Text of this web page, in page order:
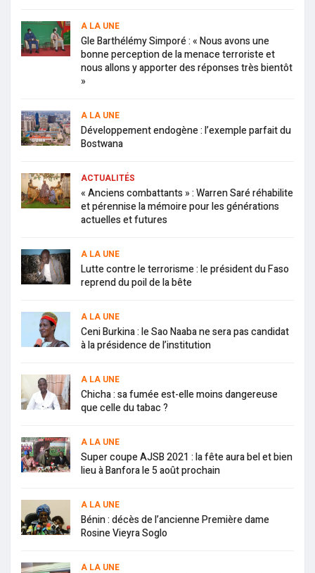
A LA UNE
Gle Barthélémy Simporé : « Nous avons une
bonne perception de la menace terroriste et
nous allons y apporter des réponses très bientôt
»
A LA UNE
Développement endogène : l’exemple parfait du
Bostwana
ACTUALITÉS
« Anciens combattants » : Warren Saré réhabilite
et pérennise la mémoire pour les générations
actuelles et futures
A LA UNE
Lutte contre le terrorisme : le président du Faso
reprend du poil de la bête
A LA UNE
Ceni Burkina : le Sao Naaba ne sera pas candidat
à la présidence de l’institution
A LA UNE
Chicha : sa fumée est-elle moins dangereuse
que celle du tabac ?
A LA UNE
Super coupe AJSB 2021 : la fête aura bel et bien
lieu à Banfora le 5 août prochain
A LA UNE
Bénin : décès de l’ancienne Première dame
Rosine Vieyra Soglo
A LA UNE